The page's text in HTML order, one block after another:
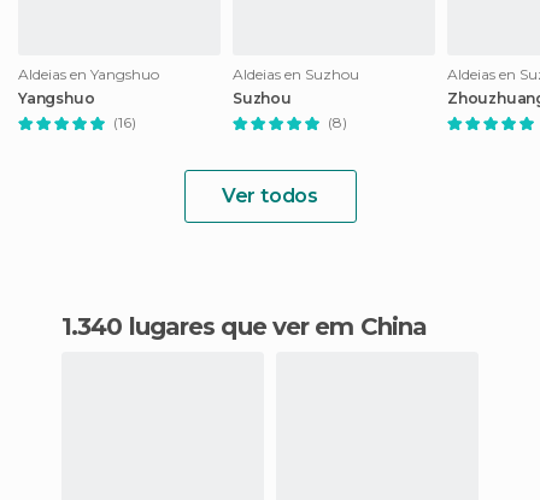
Aldeias en Yangshuo
Yangshuo
(16)
Aldeias en Suzhou
Suzhou
(8)
Aldeias en
Ver todos
1.340 lugares que ver em China